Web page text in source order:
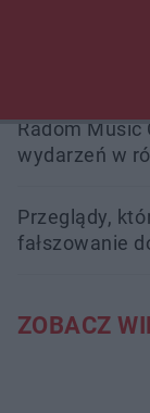
Radom
wydarzeń w
Przeglądy,
fałszowanie
ZOBACZ